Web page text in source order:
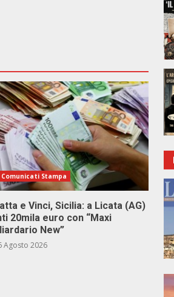
Comunicati Stampa
e Vinci, Sicilia: a Licata (AG)
20mila euro con “Maxi
New”
Agosto 2026